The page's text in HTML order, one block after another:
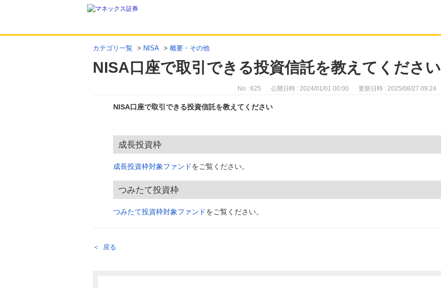
カテゴリ一覧 > NISA > 概要・その他
NISA口座で取引できる投資信託を教えてください
No : 625 公開日時 : 2024/01/01 00:00 更新日時 : 2025/08/27 09:24
NISA口座で取引できる投資信託を教えてください
成長投資枠
成長投資枠対象ファンドをご覧ください。
つみたて投資枠
つみたて投資枠対象ファンドをご覧ください。
戻る